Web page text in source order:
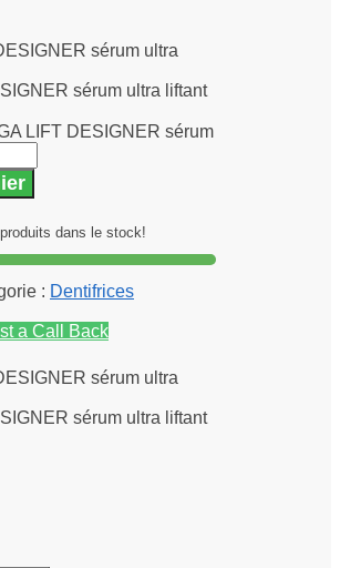
sérum ultra liftant
LIFT DESIGNER sérum
dans le stock!
: Dentifrices
a Call Back
sérum ultra liftant